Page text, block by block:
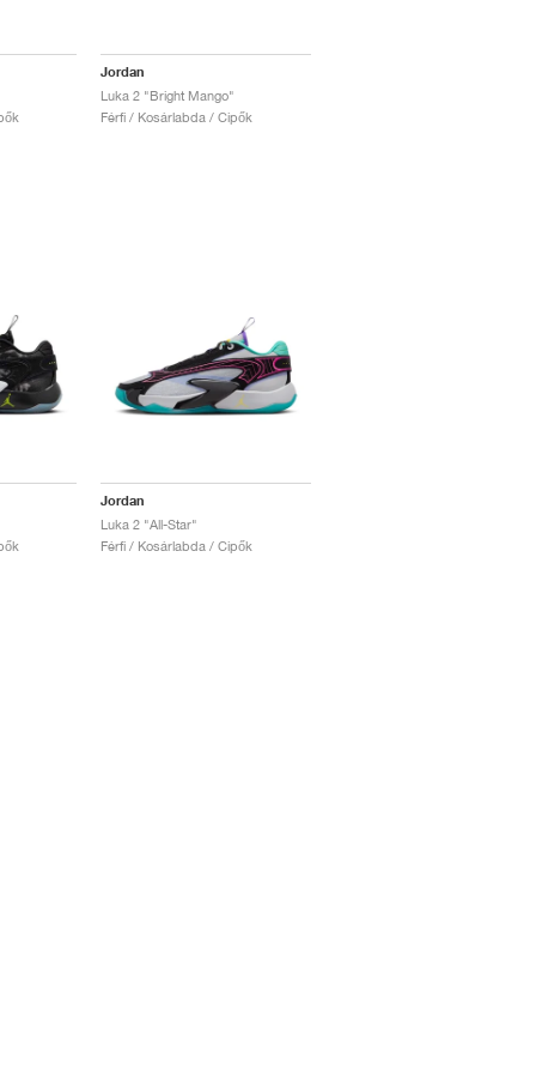
Jordan
Luka 2 "Bright Mango"
Férfi / Kosárlabda / Cipők
Jordan
Luka 2 "All-Star"
Férfi / Kosárlabda / Cipők